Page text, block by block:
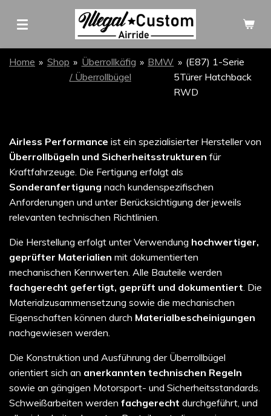
Hauptinhalt
Home » Shop » Überrollkäfig
/ Überrollbügel
» BMW » (E87) 1-Serie
5Türer Hatchback
RWD
Airless Performance ist ein spezialisierter Hersteller von
Überrollbügeln und Sicherheitsstrukturen für
Kraftfahrzeuge. Die Fertigung erfolgt als
Sonderanfertigung nach kundenspezifischen
Anforderungen und unter Berücksichtigung der jeweils
relevanten technischen Richtlinien.
Die Herstellung erfolgt unter Verwendung hochwertiger,
geprüfter Materialien mit dokumentierten
mechanischen Kennwerten. Alle Bauteile werden
fachgerecht gefertigt, geprüft und dokumentiert. Die
Materialzusammensetzung sowie die mechanischen
Eigenschaften können durch Materialbescheinigungen
nachgewiesen werden.
Die Konstruktion und Ausführung der Überrollbügel
orientiert sich an anerkannten technischen Regeln
sowie an gängigen Motorsport- und Sicherheitsstandards.
Schweißarbeiten werden fachgerecht durchgeführt, und